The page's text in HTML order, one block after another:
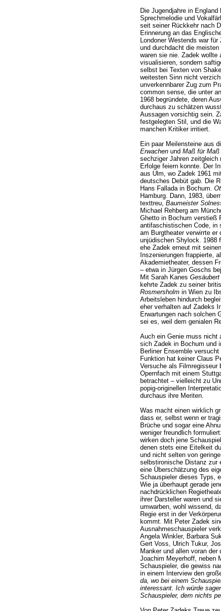
Die Jugendjahre in
Sprechmelodie und
seit seiner Rückkehr nach
Erinnerung an das
Londoner Westends war
und durchdacht die
waren sie nie. Zadek wollte
visualisieren, sondern
selbst bei Texten von
weitesten Sinn nicht
unverkennbarer Zug zum
common sense, die unter
1968 begründete, deren
durchaus zu schätzen
Aussagen vorsichtig sein.
festgelegten Stil, und die
manchen Kritiker irritiert.
Ein paar Meilensteine aus
Erwachenund Maß für Maß
sechziger Jahren
Erfolge feiern konnte. Der
aus Ulm, wo Zadek 1961
deutsches Debüt gab. Die
Hans Fallada in Bochum.
Hamburg. Dann, 1983,
texttreu, Baumeister
Michael Rehberg am
Ghetto in Bochum verstieß
antifaschistischen Code, in
am Burgtheater verwirrte er
unjüdischen Shylock. 1988
ehe Zadek erneut mit
Inszenierungen frappierte,
Akademietheater, dessen
– etwa in Jürgen Goschs
Mit Sarah Kanes Gesäubert
kehrte Zadek zu seiner
Rosmersholmin Wien zu
Arbeitsleben hindurch
eher verhalten auf Zadeks
Erwartungen nach solchen
sei es, weil dem genialen
Auch ein Genie muss nicht
sich Zadek in Bochum und
Berliner Ensemble
Funktion hat keiner Claus
Versuche als Filmregisseur
Opernfach mit einem
betrachtet – vielleicht zu
popig-originellen
durchaus ihre Meriten.
Was macht einen wirklich
dass er, selbst wenn er
Brüche und sogar eine
weniger freundlich
wirken doch jene
denen stets eine Eitelkeit
und nicht selten von
selbstironische Distanz zur
eine Überschätzung des
Schauspieler dieses Typs,
Wie ja überhaupt gerade
nachdrücklichen
ihrer Darsteller waren und
umwarben, wohl wissend,
Regie erst in der
kommt. Mit Peter Zadek
Ausnahmeschauspieler
Angela Winkler, Barbara
Gert Voss, Ulrich Tukur,
Manker und allen voran der
Joachim Meyerhoff, neben
Schauspieler, die gewiss
in einem Interview den
da, wo bei einem
interessant. Ich würde
Schauspieler, dem nichts